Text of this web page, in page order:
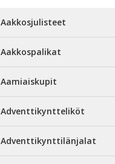
Aakkosjulisteet
Aakkospalikat
Aamiaiskupit
Adventtikyntteliköt
Adventtikynttilänjalat